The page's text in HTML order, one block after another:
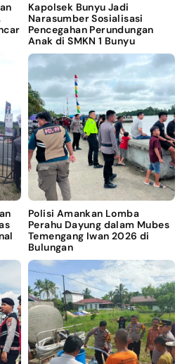
Kapolsek Bunyu Jadi
Narasumber Sosialisasi
Pencegahan Perundungan
Anak di SMKN 1 Bunyu
Polisi Amankan Lomba
Perahu Dayung dalam Mubes
Temengang Iwan 2026 di
Bulungan